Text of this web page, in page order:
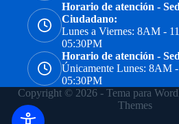
Horario de atención -
Ciudadano:
Lunes a Viernes: 8AM -
05:30PM
Horario de atención -
Únicamente Lunes: 8AM
05:30PM
Copyright © 2026 - Tema para
Themes